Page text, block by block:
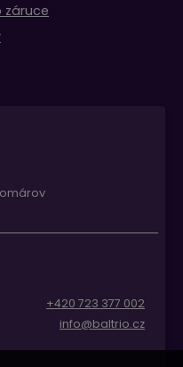
záruce
+420 723 377 002
info@baltrio.cz